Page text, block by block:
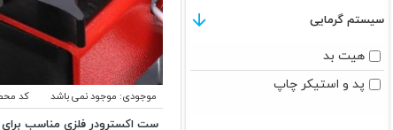
سیستم گرمایی
هیت بد
پد و استیکر چاپ
موجودی: موجود نمی باشد کد
ست اکسترودر فلزی مناسب برای